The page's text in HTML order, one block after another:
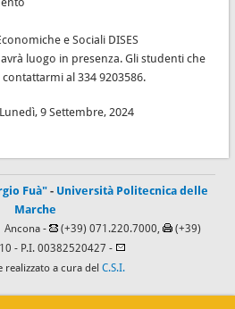
e Sociali DISES
luogo in presenza. Gli studenti che
al 334 9203586.
Lunedì, 9 Settembre, 2024
Fuà" - Università Politecnica delle
Marche
Ancona - (+39) 071.220.7000,
(+39)
- P.I. 00382520427 -
realizzato a cura del C.S.I.